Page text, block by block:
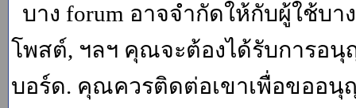
บาง forum อาจจำกัดให้กับผู้ใช้บ
โพสต์, ฯลฯ คุณจะต้องได้รับการอนุ
บอร์ด. คุณควรติดต่อเขาเพื่อขออนุ